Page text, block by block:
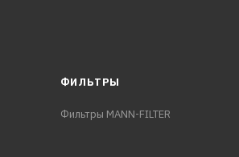
ФИЛЬТРЫ
Фильтры MANN-FILTER